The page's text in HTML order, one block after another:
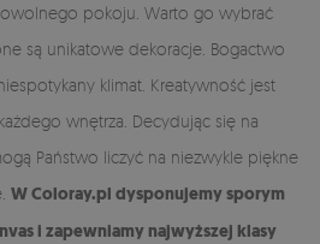
pokoju. Warto go wybrać
są unikatowe dekoracje. Bogactwo
klimat. Kreatywność jest
wnętrza. Decydując się na
Państwo liczyć na niezwykle piękne
W Coloray.pl dysponujemy sporym
i zapewniamy najwyższej klasy